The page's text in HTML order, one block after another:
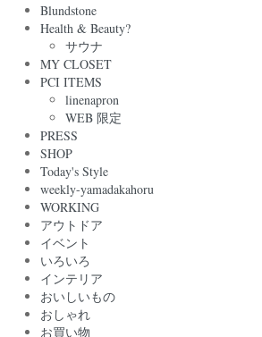
Blundstone
Health & Beauty?
サウナ
MY CLOSET
PCI ITEMS
linenapron
WEB 限定
PRESS
SHOP
Today's Style
weekly-yamadakahoru
WORKING
アウトドア
イベント
いろいろ
インテリア
おいしいもの
おしゃれ
お買い物